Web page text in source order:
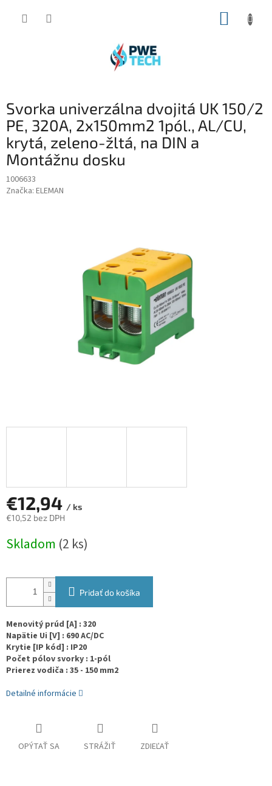
Svorka univerzálna dvojitá UK 150/2
PE, 320A, 2x150mm2 1pól., AL/CU,
krytá, zeleno-žltá, na DIN a
Montážnu dosku
1006633
Značka: ELEMAN
€12,94 / ks
€10,52 bez DPH
cena:
Skladom (2 ks)
Pridať do košíka
Menovitý prúd [A] : 320
Napätie Ui [V] : 690 AC/DC
Krytie [IP kód] : IP20
Počet pólov svorky : 1-pól
Prierez vodiča : 35 - 150 mm2
Detailné informácie
OPÝTAŤ SA STRÁŽIŤ ZDIEĽAŤ